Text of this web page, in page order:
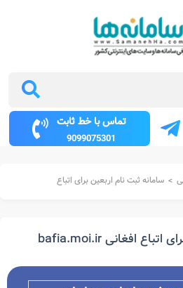
تماس با خط ثابت
9099075301
> سامانه ثبت نام اربعین برای اتباع